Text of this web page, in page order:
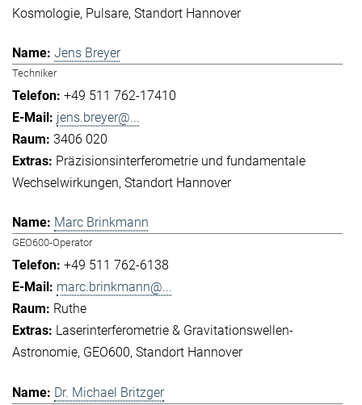
Kosmologie Pulsare Standort Hannover
Jens Breyer
Techniker
+49 511 762-17410
jens.breyer@...
3406 020
Präzisionsinterferometrie und fundamentale
Wechselwirkungen Standort Hannover
Marc Brinkmann
GEO600-Operator
+49 511 762-6138
marc.brinkmann@...
Ruthe
Laserinterferometrie & Gravitationswellen-
Astronomie GEO600 Standort Hannover
Dr. Michael Britzger